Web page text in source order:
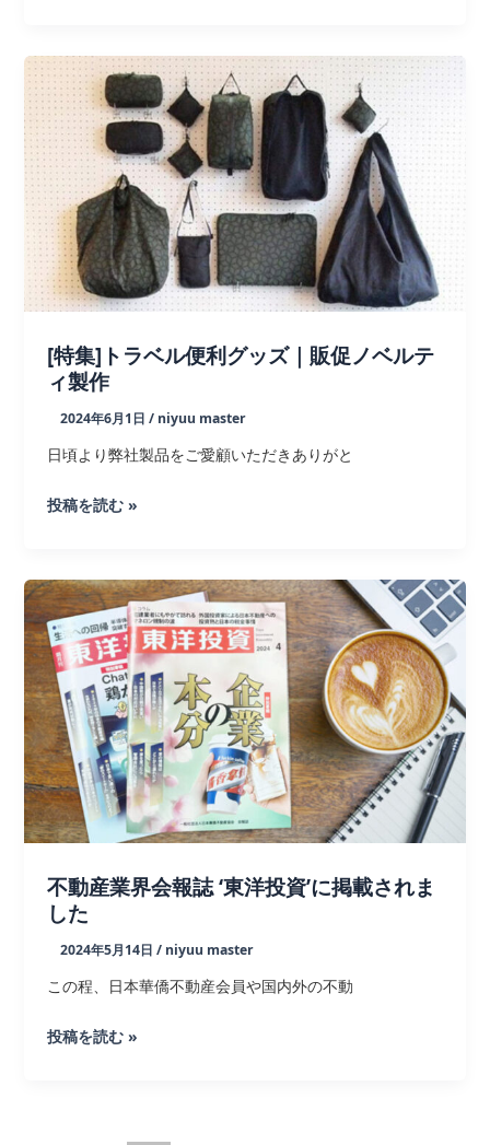
「月
刊
ぎ
ふ
と
PREMIUM」
に
弊
社
タ
ブ
ラ
ー
が
載
ま
し
た
[特集]トラベル便利グッズ｜販促ノベルテ
ィ製作
2024年6月1日 / niyuu master
日頃より弊社製品をご愛顧いただきありがと
[特
ラ
ベ
ル
便
利
グ
ッ
ズ
｜
販
ノ
ベ
ル
ィ
作
投稿を読む »
不動産業界会報誌 ‘東洋投資’に掲載されま
した
2024年5月14日 / niyuu master
この程、日本華僑不動産会員や国内外の不動
不
投稿を読む »